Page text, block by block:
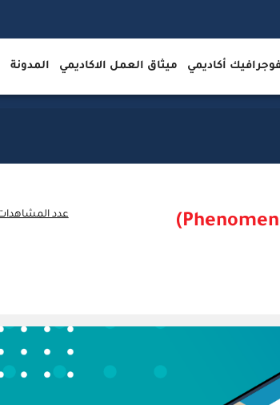
أكاديمي ميثاق العمل الاكاديمي المدونة
نموذج كتابة البحث الظاهراتي (Phenomenology)
عدد